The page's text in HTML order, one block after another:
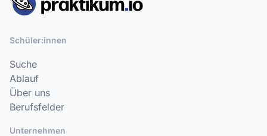
Schüler:innen
Suche
Ablauf
Über uns
Berufsfelder
Unternehmen